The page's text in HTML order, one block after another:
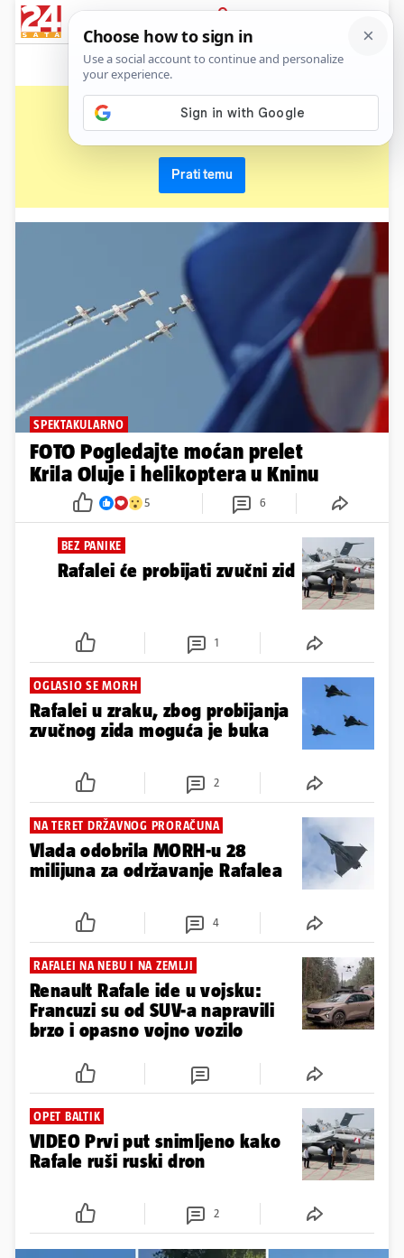
PRIJAVA
News
rafale
Prati temu
SPEKTAKULARNO
FOTO Pogledajte moćan prelet
Krila Oluje i helikoptera u Kninu
5 6
BEZ PANIKE
Rafalei će probijati zvučni zid
1
OGLASIO SE MORH
Rafalei u zraku, zbog probijanja
zvučnog zida moguća je buka
2
NA TERET DRŽAVNOG PRORAČUNA
Vlada odobrila MORH-u 28
milijuna za održavanje Rafalea
4
RAFALEI NA NEBU I NA ZEMLJI
Renault Rafale ide u vojsku:
Francuzi su od SUV-a napravili
brzo i opasno vojno vozilo
OPET BALTIK
VIDEO Prvi put snimljeno kako
Rafale ruši ruski dron
2